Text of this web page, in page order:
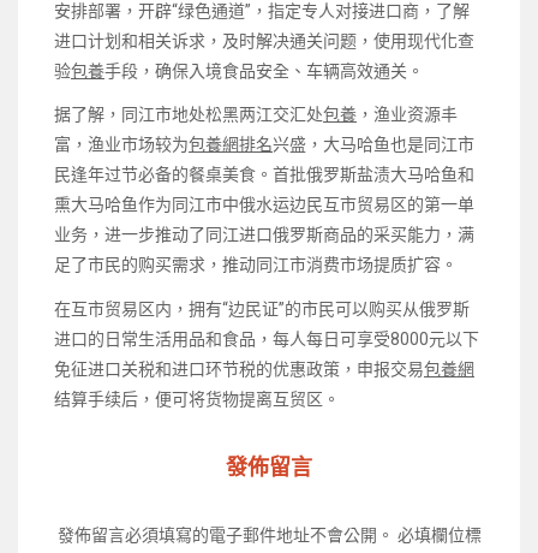
安排部署，开辟“绿色通道”，指定专人对接进口商，了解
进口计划和相关诉求，及时解决通关问题，使用现代化查
验包養手段，确保入境食品安全、车辆高效通关。
据了解，同江市地处松黑两江交汇处包養 ，渔业资源丰
富，渔业市场较为包養網排名兴盛，大马哈鱼也是同江市
民逢年过节必备的餐桌美食。首批俄罗斯盐渍大马哈鱼和
熏大马哈鱼作为同江市中俄水运边民互市贸易区的第一单
业务，进一步推动了同江进口俄罗斯商品的采买能力，满
足了市民的购买需求，推动同江市消费市场提质扩容。
在互市贸易区内，拥有“边民证”的市民可以购买从俄罗斯
进口的日常生活用品和食品，每人每日可享受8000元以下
免征进口关税和进口环节税的优惠政策，申报交易包養網
结算手续后，便可将货物提离互贸区。
發佈留言
發佈留言必須填寫的電子郵件地址不會公開。 必填欄位標